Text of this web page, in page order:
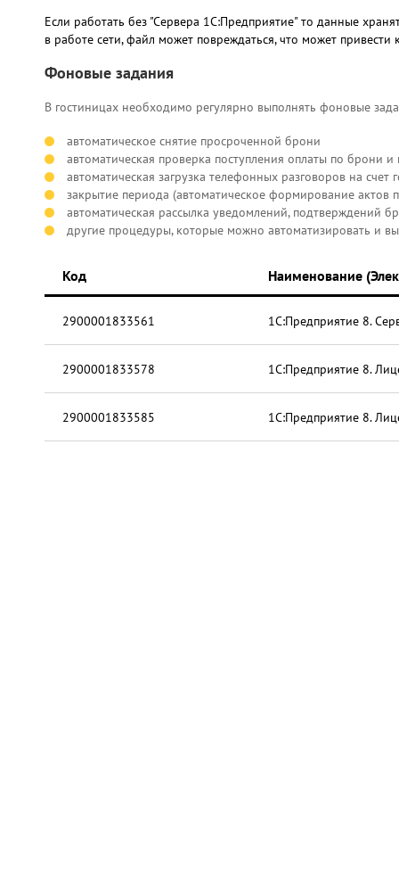
Если работать без "Сервера 1С:Предприятие" то данные
в работе сети, файл может повреждаться, что может привести
Фоновые задания
В гостиницах необходимо регулярно выполнять фоновые
автоматическое снятие просроченной брони
автоматическая проверка поступления оплаты по брони
автоматическая загрузка телефонных разговоров на счет
закрытие периода (автоматическое формирование актов
автоматическая рассылка уведомлений, подтверждений
другие процедуры, которые можно автоматизировать и
Код Наименование
2900001833561 1С:Предприятие 8.
2900001833578 1С:Предприятие 8.
2900001833585 1С:Предприятие 8.